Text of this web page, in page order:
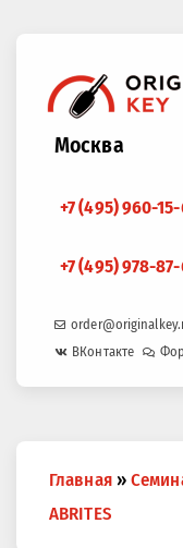
Москва
+7 (495) 960-
+7 (495) 978-
ВКонтакте
здесь
Главная »
ABRITES